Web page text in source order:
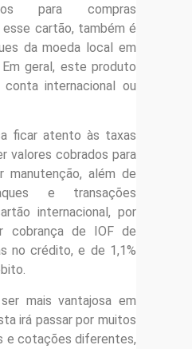
para compras
esse cartão, também é
da moeda local em
geral, este produto
internacional ou
ficar atento às taxas
valores cobrados para
além de
e transações
internacional, por
cobrança de IOF de
no crédito, e de 1,1%
mais vantajosa em
irá passar por muitos
e cotações diferentes,